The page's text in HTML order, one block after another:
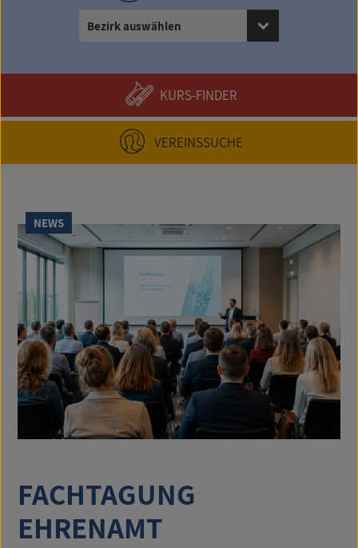
Bezirk auswählen
KURS-FINDER
VEREINSSUCHE
NEWS
FACHTAGUNG
EHRENAMT